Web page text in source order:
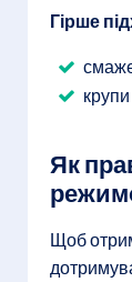
Гірше
Як
Щоб